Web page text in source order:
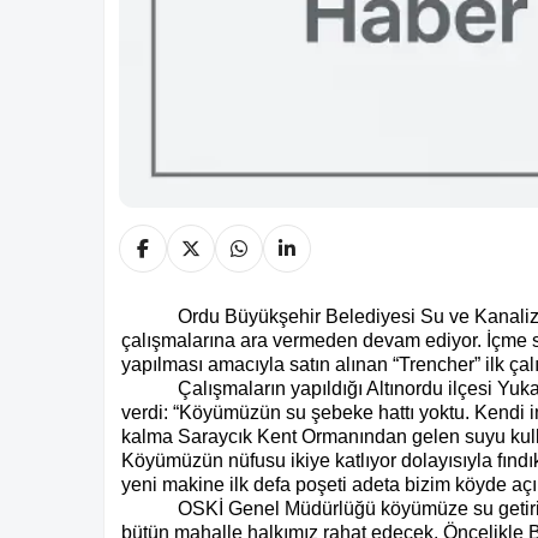
Ordu Büyükşehir Belediyesi Su ve
çalışmalarına ara vermeden devam ediyor. İçme
yapılması amacıyla satın alınan “Trencher” ilk
Çalışmaların yapıldığı Altınordu ilçesi
verdi: “Köyümüzün su şebeke hattı yoktu. Kendi
kalma Saraycık Kent Ormanından gelen suyu
Köyümüzün nüfusu ikiye katlıyor dolayısıyla
yeni makine ilk defa poşeti adeta bizim köyde
OSKİ Genel Müdürlüğü köyümüze su
bütün mahalle halkımız rahat edecek.